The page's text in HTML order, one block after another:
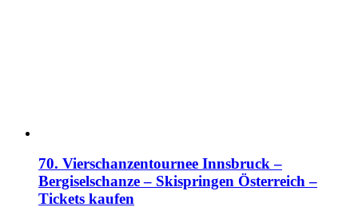
70. Vierschanzentournee Innsbruck –
Bergiselschanze – Skispringen Österreich –
Tickets kaufen